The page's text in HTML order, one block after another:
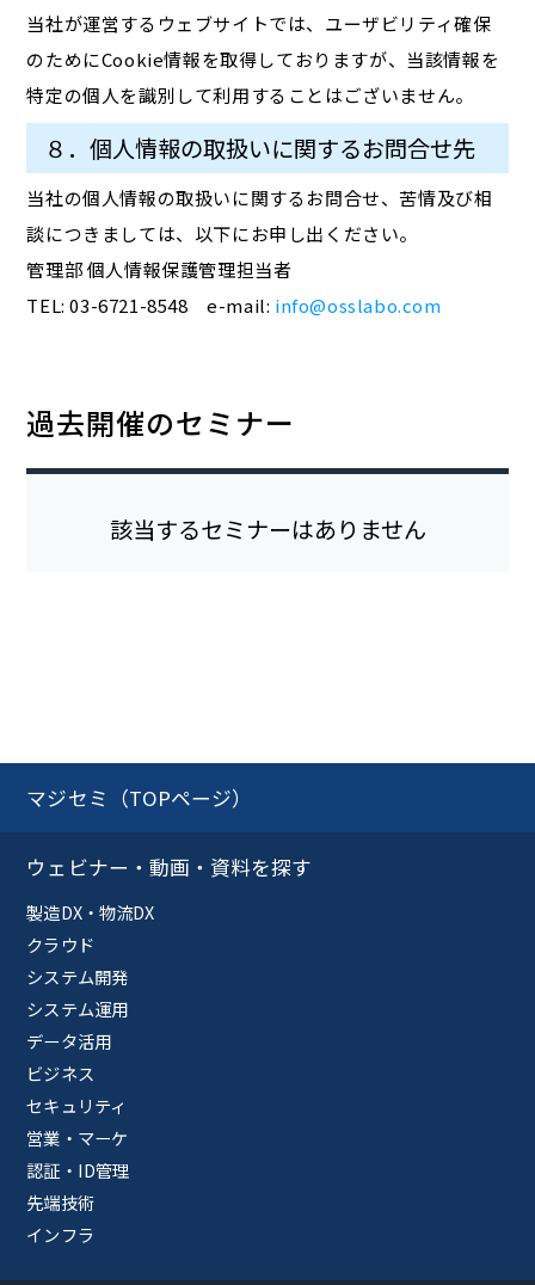
当社が運営するウェブサイトでは、ユーザビリティ確保
のためにCookie情報を取得しておりますが、当該情報を
特定の個人を識別して利用することはございません。
８．個人情報の取扱いに関するお問合せ先
当社の個人情報の取扱いに関するお問合せ、苦情及び相
談につきましては、以下にお申し出ください。
管理部 個人情報保護管理担当者
TEL: 03-6721-8548 e-mail: info@osslabo.com
過去開催のセミナー
該当するセミナーはありません
マジセミ（TOPページ）
ウェビナー・動画・資料を探す
製造DX・物流DX
クラウド
システム開発
システム運用
データ活用
ビジネス
セキュリティ
営業・マーケ
認証・ID管理
先端技術
インフラ